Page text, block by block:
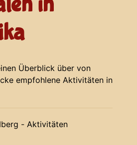
Überblick über von
empfohlene Aktivitäten in